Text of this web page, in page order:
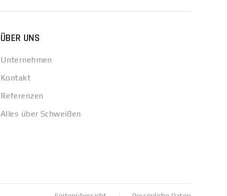
ÜBER UNS
Unternehmen
Kontakt
Referenzen
Alles über Schweißen